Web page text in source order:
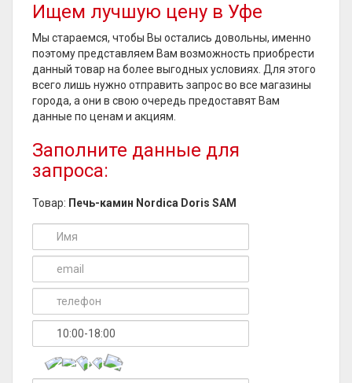
Ищем лучшую цену в Уфе
Мы стараемся, чтобы Вы остались довольны, именно
поэтому представляем Вам возможность приобрести
данный товар на более выгодных условиях. Для этого
всего лишь нужно отправить запрос во все магазины
города, а они в свою очередь предоставят Вам
данные по ценам и акциям.
Заполните данные для
запроса:
Товар: Печь-камин Nordica Doris SAM